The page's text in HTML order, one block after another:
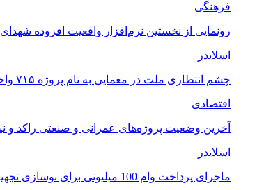
فرهنگی
رونمایی از نخستین نرم‌افزار واقعیت افزوده
اسلایدر
چشم انتظاری ملت در معمایی به نام پروژه ۷۱۵ واحدی مسکن ملی خرم آباد
اقتصادی
آخرین وضعیت پروژه‌های عمرانی و صنعتی راکد و
اسلایدر
ماجرای پرداخت وام 100 میلیونی برای نوسازی تجهیزات کشاورزان لرستانی چیست؟